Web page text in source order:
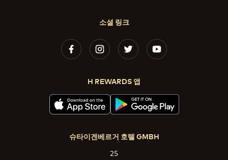
소셜 링크
H REWARDS 앱
슈타이겐베르거 호텔 GMBH
25